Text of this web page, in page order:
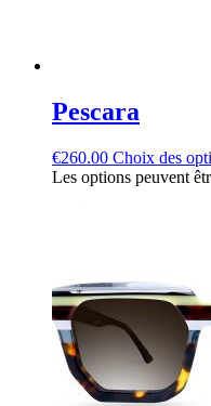
Pescara
€260.00 Choix des
Les options peuvent